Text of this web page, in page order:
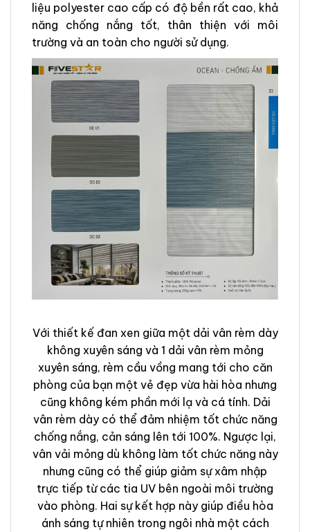
liệu polyester cao cấp có độ bền rất cao, khả
năng chống nắng tốt, thân thiện với môi
trường và an toàn cho người sử dụng.
Với thiết kế đan xen giữa một dải vân rèm dày
không xuyên sáng và 1 dải vân rèm mỏng
xuyên sáng, rèm cầu vồng mang tới cho căn
phòng của bạn một vẻ đẹp vừa hài hòa nhưng
cũng không kém phần mới lạ và cá tính. Dải
vân rèm dày có thể đảm nhiệm tốt chức năng
chống nắng, cản sáng lên tới 100%. Ngược lại,
vân vải mỏng dù không làm tốt chức năng này
nhưng cũng có thể giúp giảm sự xâm nhập
trực tiếp từ các tia UV bên ngoài môi trường
vào phòng. Hai sự kết hợp này giúp điều hòa
ánh sáng tự nhiên trong ngôi nhà một cách